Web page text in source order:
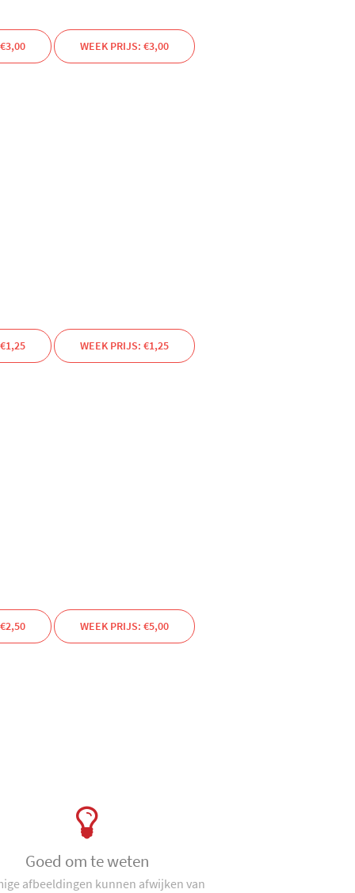
WEEK PRIJS: €3,00
WEEK PRIJS: €1,25
WEEK PRIJS: €5,00
Goed om te weten
afbeeldingen kunnen afwijken van